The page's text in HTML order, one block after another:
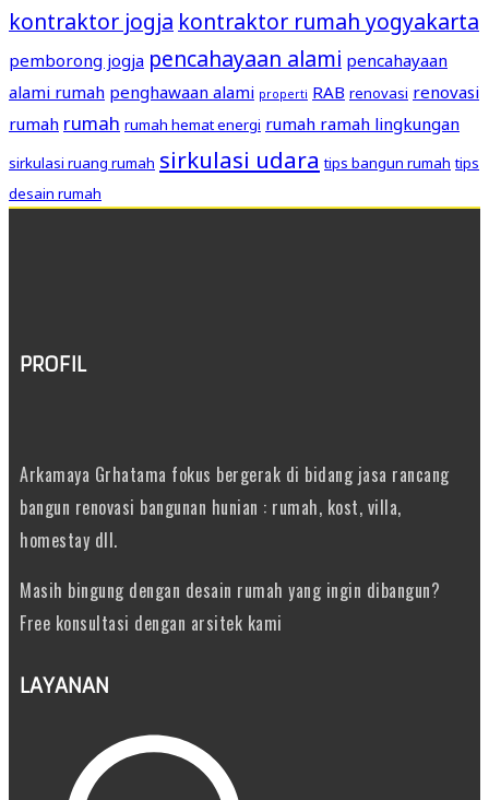
kontraktor jogja kontraktor rumah yogyakarta
pemborong jogja pencahayaan alami pencahayaan
alami rumah penghawaan alami properti RAB renovasi renovasi
rumah rumah rumah hemat energi rumah ramah lingkungan
sirkulasi ruang rumah sirkulasi udara tips bangun rumah tips
desain rumah
PROFIL
Arkamaya Grhatama fokus bergerak di bidang jasa rancang
bangun renovasi bangunan hunian : rumah, kost, villa,
homestay dll.
Masih bingung dengan desain rumah yang ingin dibangun?
Free konsultasi dengan arsitek kami
LAYANAN